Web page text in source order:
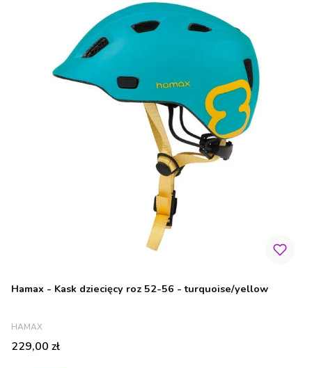
Hamax - Kask dziecięcy roz 52-56 - turquoise/yellow
PRODUCENT
HAMAX
Cena
229,00 zł